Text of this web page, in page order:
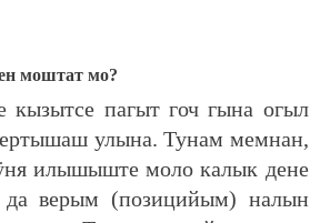
моштат мо?
пагыт гоч гына огыл
улына. Тунам мемнан,
илышыште моло калык дене
верым (позицийым) налын